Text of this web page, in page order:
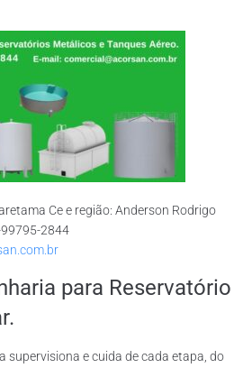
Ce e região: Anderson Rodrigo
2844
para Reservatório
supervisiona e cuida de cada etapa, do